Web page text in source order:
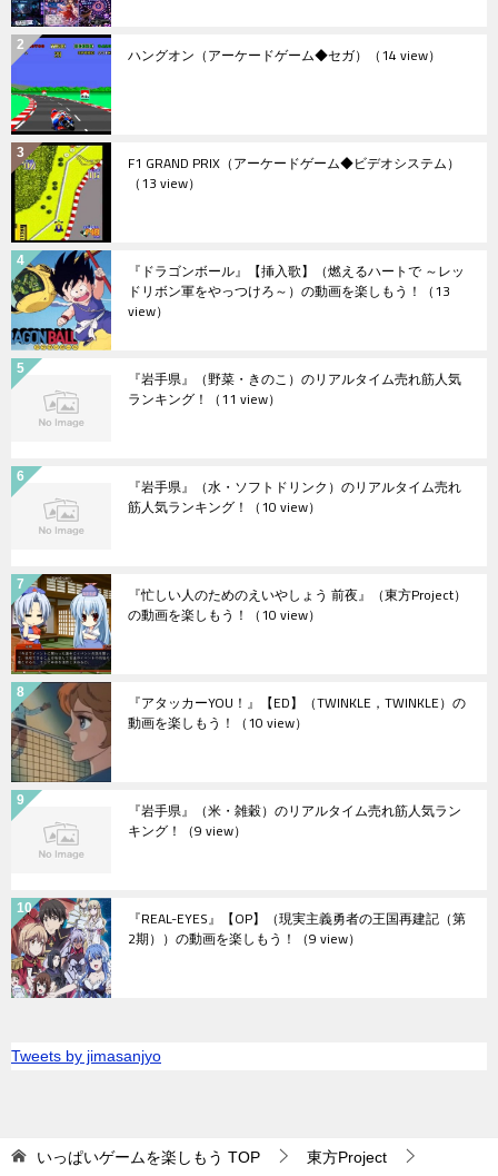
ハングオン（アーケードゲーム◆セガ） （14 view）
F1 GRAND PRIX（アーケードゲーム◆ビデオシステム）
（13 view）
『ドラゴンボール』【挿入歌】（燃えるハートで ～レッ
ドリボン軍をやっつけろ～）の動画を楽しもう！ （13
view）
『岩手県』（野菜・きのこ）のリアルタイム売れ筋人気
ランキング！ （11 view）
『岩手県』（水・ソフトドリンク）のリアルタイム売れ
筋人気ランキング！ （10 view）
『忙しい人のためのえいやしょう 前夜』（東方Project）
の動画を楽しもう！ （10 view）
『アタッカーYOU！』【ED】（TWINKLE，TWINKLE）の
動画を楽しもう！ （10 view）
『岩手県』（米・雑穀）のリアルタイム売れ筋人気ラン
キング！ （9 view）
『REAL-EYES』【OP】（現実主義勇者の王国再建記（第
2期））の動画を楽しもう！ （9 view）
Tweets by jimasanjyo
いっぱいゲームを楽しもう TOP
東方Project